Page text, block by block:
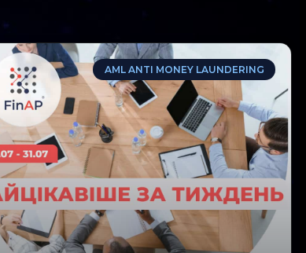
AML ANTI MONEY LAUNDERING